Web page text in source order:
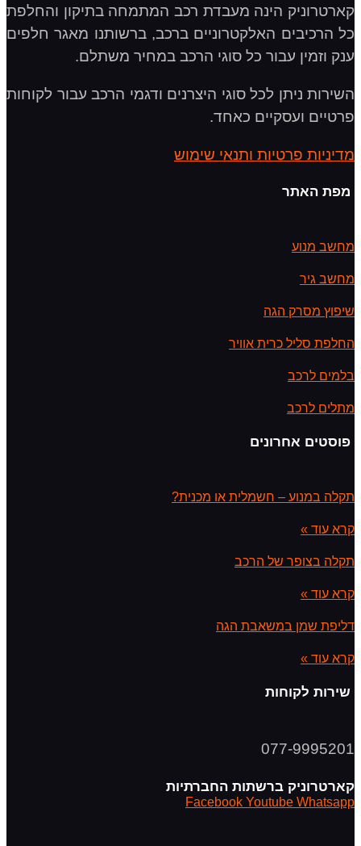
קארטרוניק הינה מעבדת רכב המתמחה בתיקון והחלפת
כל הרכיבים האלקטרוניים ברכב, ברשותנו מאגר חלפים
ענק וזמין עבור כל סוגי הרכב במחיר משתלם.
השירות ניתן לכל סוגי היצרנים ודגמי הרכב עבור לקוחות
פרטיים ועסקיים כאחד.
מדיניות פרטיות ותנאי שימוש
מפת האתר
מחשב מנוע
מחשב גיר
שיפוץ מסרק הגה
החלפת סליל כרית אוויר
בלמים לרכב
מתלים לרכב
פוסטים אחרונים
תקלה במנוע – חשמלית או מכנית?
קרא עוד »
תקלה בצופר של הרכב
קרא עוד »
דליפת שמן במשאבת הגה
קרא עוד »
שירות לקוחות
077-9995201
קארטרוניק ברשתות החברתיות
Facebook Youtube Whatsapp